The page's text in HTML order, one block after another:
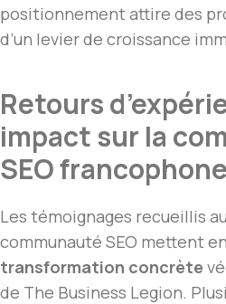
positionnement attire des
d’un levier de croissance
Retours
impact sur la
SEO francophone
Les témoignages recueillis
communauté SEO mettent
transformation concrète
de The Business Legion.